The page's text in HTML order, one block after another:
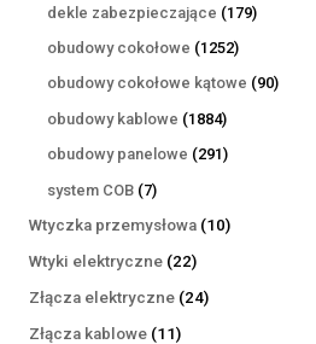
produktów
dekle zabezpieczające 179179
obudowy cokołowe 12521252
produkty
obudowy cokołowe kątowe 9090
obudowy kablowe 18841884
produkty
obudowy panelowe 291291
system COB 77
produktów
Wtyczka przemysłowa 1010
Wtyki elektryczne 2222
produkty
Złącza elektryczne 2424
Złącza kablowe 1111